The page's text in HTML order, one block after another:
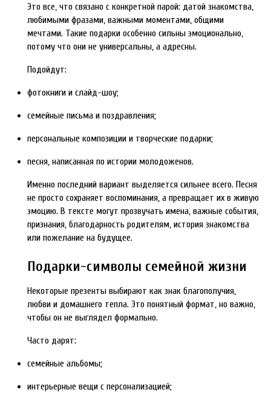
Это все, что связано с конкретной парой: датой знакомства,
любимыми фразами, важными моментами, общими
мечтами. Такие подарки особенно сильны эмоционально,
потому что они не универсальны, а адресны.
Подойдут:
фотокниги и слайд-шоу;
семейные письма и поздравления;
персональные композиции и творческие подарки;
песня, написанная по истории молодоженов.
Именно последний вариант выделяется сильнее всего. Песня
не просто сохраняет воспоминания, а превращает их в живую
эмоцию. В тексте могут прозвучать имена, важные события,
признания, благодарность родителям, история знакомства
или пожелание на будущее.
Подарки-символы семейной жизни
Некоторые презенты выбирают как знак благополучия,
любви и домашнего тепла. Это понятный формат, но важно,
чтобы он не выглядел формально.
Часто дарят:
семейные альбомы;
интерьерные вещи с персонализацией;